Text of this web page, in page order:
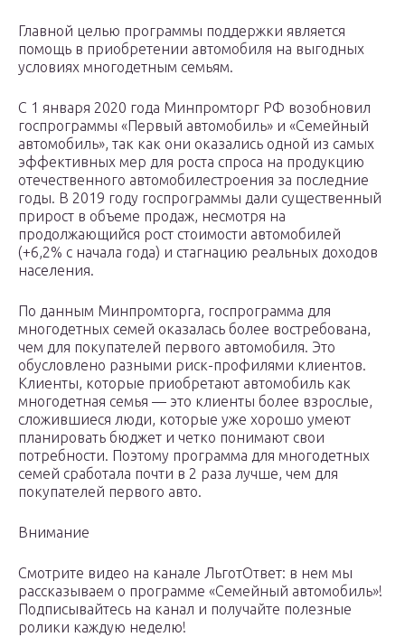
Главной целью программы поддержки является
помощь в приобретении автомобиля на выгодных
условиях многодетным семьям.
С 1 января 2020 года Минпромторг РФ возобновил
госпрограммы «Первый автомобиль» и «Семейный
автомобиль», так как они оказались одной из самых
эффективных мер для роста спроса на продукцию
отечественного автомобилестроения за последние
годы. В 2019 году госпрограммы дали существенный
прирост в объеме продаж, несмотря на
продолжающийся рост стоимости автомобилей
(+6,2% с начала года) и стагнацию реальных доходов
населения.
По данным Минпромторга, госпрограмма для
многодетных семей оказалась более востребована,
чем для покупателей первого автомобиля. Это
обусловлено разными риск-профилями клиентов.
Клиенты, которые приобретают автомобиль как
многодетная семья — это клиенты более взрослые,
сложившиеся люди, которые уже хорошо умеют
планировать бюджет и четко понимают свои
потребности. Поэтому программа для многодетных
семей сработала почти в 2 раза лучше, чем для
покупателей первого авто.
Внимание
Смотрите видео на канале ЛьготОтвет: в нем мы
рассказываем о программе «Семейный автомобиль»!
Подписывайтесь на канал и получайте полезные
ролики каждую неделю!